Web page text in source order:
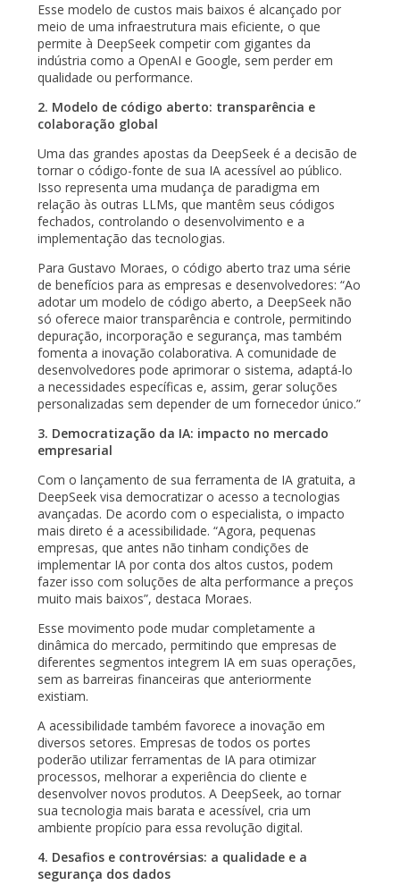
Esse modelo de custos mais baixos é alcançado por
meio de uma infraestrutura mais eficiente, o que
permite à DeepSeek competir com gigantes da
indústria como a OpenAI e Google, sem perder em
qualidade ou performance.
2. Modelo de código aberto: transparência e
colaboração global
Uma das grandes apostas da DeepSeek é a decisão de
tornar o código-fonte de sua IA acessível ao público.
Isso representa uma mudança de paradigma em
relação às outras LLMs, que mantêm seus códigos
fechados, controlando o desenvolvimento e a
implementação das tecnologias.
Para Gustavo Moraes, o código aberto traz uma série
de benefícios para as empresas e desenvolvedores: “Ao
adotar um modelo de código aberto, a DeepSeek não
só oferece maior transparência e controle, permitindo
depuração, incorporação e segurança, mas também
fomenta a inovação colaborativa. A comunidade de
desenvolvedores pode aprimorar o sistema, adaptá-lo
a necessidades específicas e, assim, gerar soluções
personalizadas sem depender de um fornecedor único.”
3. Democratização da IA: impacto no mercado
empresarial
Com o lançamento de sua ferramenta de IA gratuita, a
DeepSeek visa democratizar o acesso a tecnologias
avançadas. De acordo com o especialista, o impacto
mais direto é a acessibilidade. “Agora, pequenas
empresas, que antes não tinham condições de
implementar IA por conta dos altos custos, podem
fazer isso com soluções de alta performance a preços
muito mais baixos”, destaca Moraes.
Esse movimento pode mudar completamente a
dinâmica do mercado, permitindo que empresas de
diferentes segmentos integrem IA em suas operações,
sem as barreiras financeiras que anteriormente
existiam.
A acessibilidade também favorece a inovação em
diversos setores. Empresas de todos os portes
poderão utilizar ferramentas de IA para otimizar
processos, melhorar a experiência do cliente e
desenvolver novos produtos. A DeepSeek, ao tornar
sua tecnologia mais barata e acessível, cria um
ambiente propício para essa revolução digital.
4. Desafios e controvérsias: a qualidade e a
segurança dos dados